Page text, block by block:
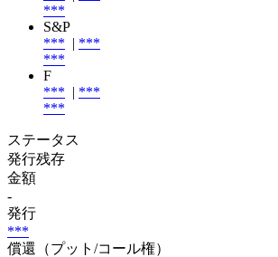
***
S&P
*** | ***
***
F
*** | ***
***
ステータス
発行残存
金額
-
発行
***
償還（プット/コール権）